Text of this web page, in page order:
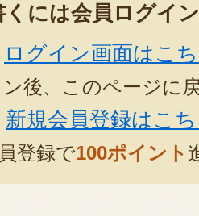
くには会員ログイ
ログイン画面はこ
ン後、このページに
新規会員登録はこ
員登録で100ポイント